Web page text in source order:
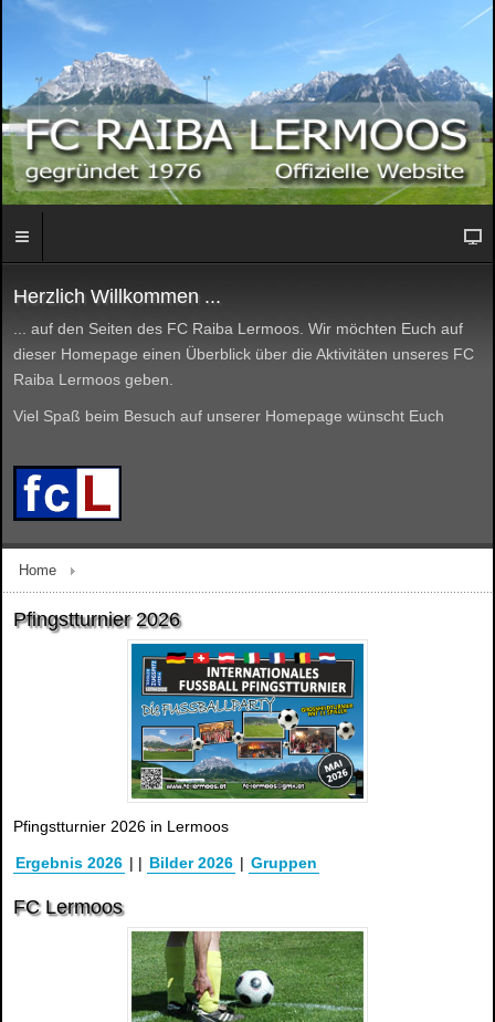
Herzlich Willkommen ...
... auf den Seiten des FC Raiba Lermoos. Wir möchten Euch auf
dieser Homepage einen Überblick über die Aktivitäten unseres FC
Raiba Lermoos geben.
Viel Spaß beim Besuch auf unserer Homepage wünscht Euch
Home
Pfingstturnier 2026
Pfingstturnier 2026 in Lermoos
Ergebnis 2026 | | Bilder 2026 | Gruppen
FC Lermoos